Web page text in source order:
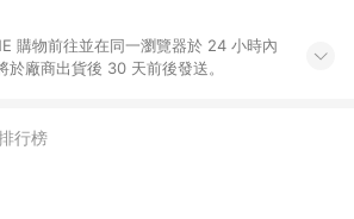
購物前往並在同一瀏覽器於 24 小時內
廠商出貨後 30 天前後發送。
行榜